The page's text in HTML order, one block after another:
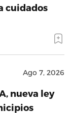
cuidados
Ago 7, 2026
nueva ley